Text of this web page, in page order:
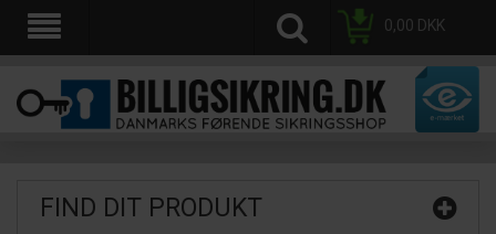
0,00 DKK
FIND DIT PRODUKT